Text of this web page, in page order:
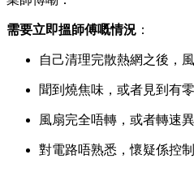
需要立即搵師傅嘅情況 ：
自己清理完散熱網之後，
聞到燒焦味，或者見到有
風扇完全唔轉，或者轉速
對電路唔熟悉，懷疑係控